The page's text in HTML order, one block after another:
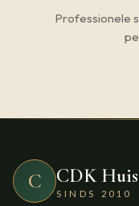
Professionele
C CDK
SINDS 2010